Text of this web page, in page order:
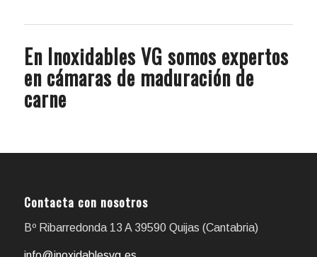
En Inoxidables VG somos expertos
en cámaras de maduración de
carne
Contacta con nosotros
Bº Ribarredonda 13 A 39590 Quijas (Cantabria)